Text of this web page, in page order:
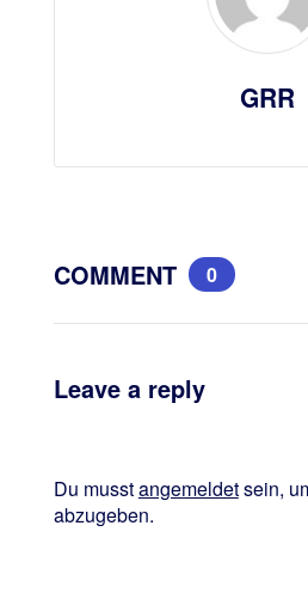
GRR
COMMENT 0
Leave a reply
Du musstangemeldetsein,
abzugeben.